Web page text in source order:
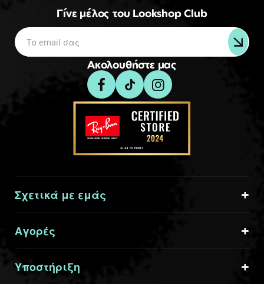
Γίνε μέλος του Lookshop Club
Ακολουθήστε μας
Σχετικά με εμάς
Αγορές
Υποστήριξη